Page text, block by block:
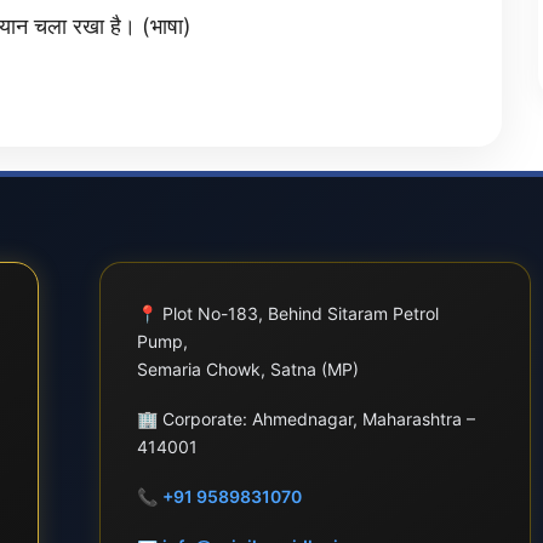
चला रखा है। (भाषा)
📍 Plot No-183, Behind Sitaram Petrol
Pump,
Semaria Chowk, Satna (MP)
🏢Corporate: Ahmednagar, Maharashtra –
414001
📞 +91 9589831070